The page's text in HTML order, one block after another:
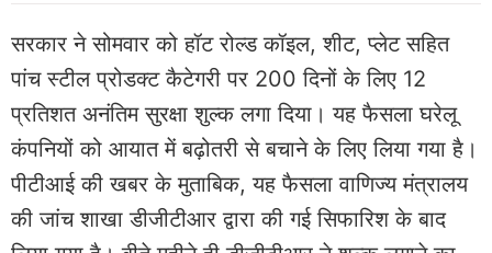
सरकार ने सोमवार को हॉट रोल्ड कॉइल, शीट, प्लेट सहित
पांच स्टील प्रोडक्ट कैटेगरी पर 200 दिनों के लिए 12
प्रतिशत अनंतिम सुरक्षा शुल्क लगा दिया। यह फैसला घरेलू
कंपनियों को आयात में बढ़ोतरी से बचाने के लिए लिया गया है।
पीटीआई की खबर के मुताबिक, यह फैसला वाणिज्य मंत्रालय
की जांच शाखा डीजीटीआर द्वारा की गई सिफारिश के बाद